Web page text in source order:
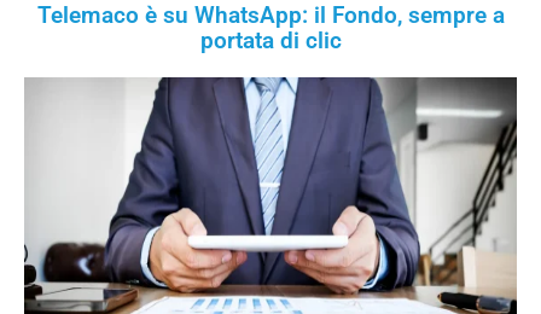
Telemaco è su WhatsApp: il Fondo, sempre a
portata di clic